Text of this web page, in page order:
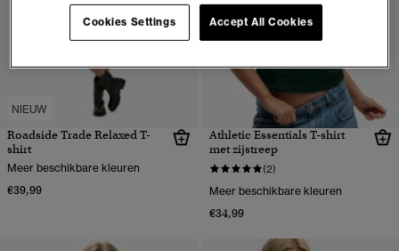
NIEUW
Roadside Trade Relaxed T-
shirt
Meer beschikbare kleuren
€39,99
Athletic Essentials T-shirt
met zijstreep
(2)
Meer beschikbare kleuren
€34,99
Cookies Settings Accept All Cookies